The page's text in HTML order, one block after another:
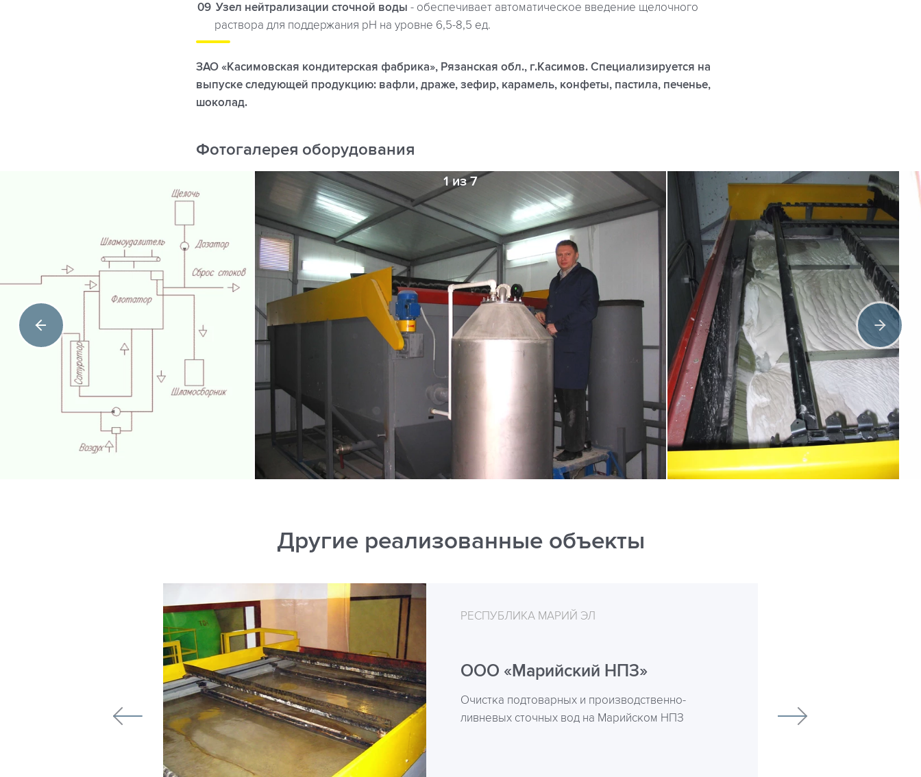
Узел нейтрализации сточной воды - обеспечивает автоматическое введение щелочного
раствора для поддержания рН на уровне 6,5-8,5 ед.
ЗАО «Касимовская кондитерская фабрика», Рязанская обл., г.Касимов. Специализируется на
выпуске следующей продукцию: вафли, драже, зефир, карамель, конфеты, пастила, печенье,
шоколад.
Фотогалерея оборудования
1 из 7
Другие реализованные объекты
для ООО «Башнефть-
РЕСПУБЛИКА МАРИЙ ЭЛ
ООО «Марийский НПЗ»
Очистка подтоварных и производственно-
ливневых сточных вод на Марийском НПЗ